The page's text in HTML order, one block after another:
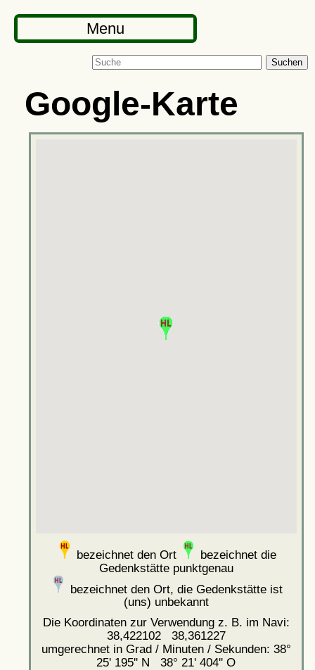
Menu
Suchen
Google-Karte
bezeichnet den Ort
bezeichnet die
Gedenkstätte punktgenau
bezeichnet den Ort, die Gedenkstätte ist
(uns) unbekannt
Die Koordinaten zur Verwendung z. B. im Navi:
38,422102 38,361227
umgerechnet in Grad / Minuten / Sekunden: 38°
25' 195'' N 38° 21' 404'' O